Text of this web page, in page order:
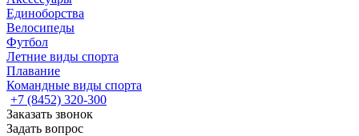
Единоборства
Велосипеды
Футбол
Летние виды спорта
Плавание
Командные виды спорта
+7 (8452) 320-300
Заказать звонок
Задать вопрос